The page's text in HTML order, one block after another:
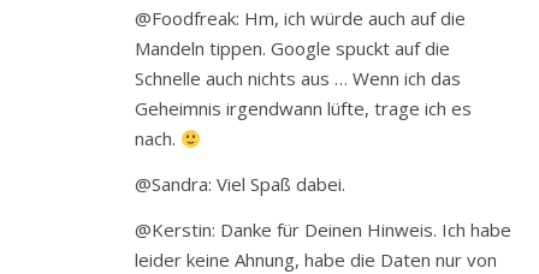
@Foodfreak: Hm, ich würde auch auf die
Mandeln tippen. Google spuckt auf die
Schnelle auch nichts aus … Wenn ich das
Geheimnis irgendwann lüfte, trage ich es
nach.
@Sandra: Viel Spaß dabei.
@Kerstin: Danke für Deinen Hinweis. Ich habe
leider keine Ahnung, habe die Daten nur von